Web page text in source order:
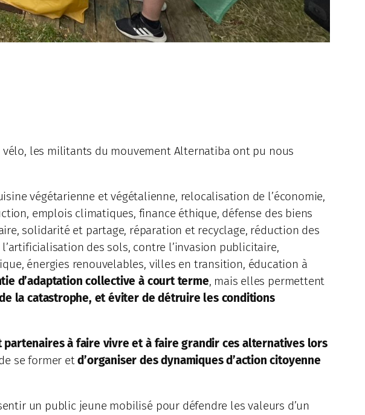
les militants du mouvement Alternatiba ont pu nous
végétarienne et végétalienne, relocalisation de l’économie,
emplois climatiques, finance éthique, défense des biens
solidarité et partage, réparation et recyclage, réduction des
des sols, contre l’invasion publicitaire,
énergies renouvelables, villes en transition, éducation à
d’adaptation collective à court terme, mais elles permettent
la catastrophe, et éviter de détruire les conditions
partenaires à faire vivre et à faire grandir ces alternatives lors
se former etd’organiser des dynamiques d’action citoyenne
un public jeune mobilisé pour défendre les valeurs d’un